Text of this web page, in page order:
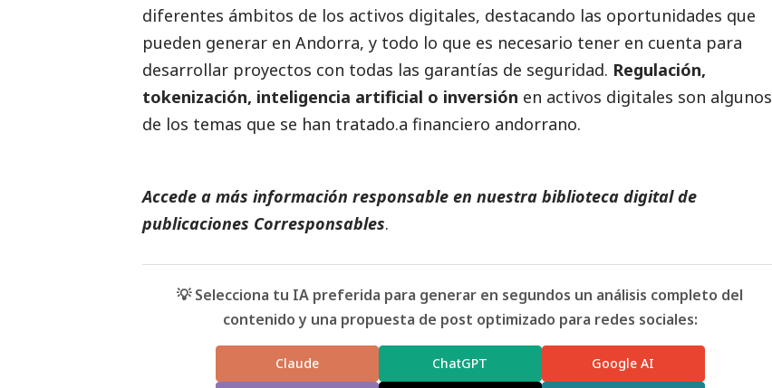
diferentes ámbitos de los activos digitales, destacando las oportunidades que
pueden generar en Andorra, y todo lo que es necesario tener en cuenta para
desarrollar proyectos con todas las garantías de seguridad. Regulación,
tokenización, inteligencia artificial o inversión en activos digitales son algunos
de los temas que se han tratado.a financiero andorrano.
Accede a más información responsable en nuestra biblioteca digital de
publicaciones Corresponsables.
💡 Selecciona tu IA preferida para generar en segundos un análisis completo del
contenido y una propuesta de post optimizado para redes sociales:
Claude ChatGPT Google AI